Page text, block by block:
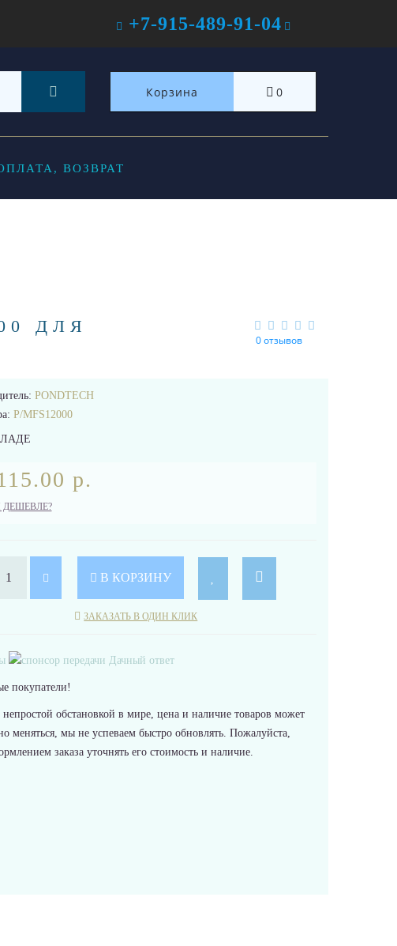
+7-915-489-91-04
Корзина 0
ВОЗВРАТ
ДЛЯ
0 отзывов
PONDTECH
P/MFS12000
р.
В КОРЗИНУ
ЗАКАЗАТЬ В ОДИН КЛИК
покупатели!
непростой обстановкой в мире, цена и наличие товаров может
меняться, мы не успеваем быстро обновлять. Пожалуйста,
заказа уточнять его стоимость и наличие.